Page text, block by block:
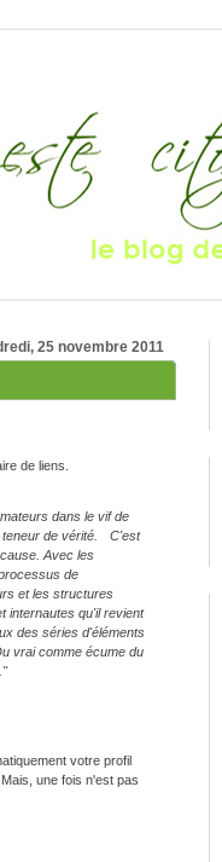
25 novembre 2011
de liens.
dans le vif de
teneur de vérité. C'est
Avec les
de
et les structures
internautes qu'il revient
des séries d'éléments
vrai comme écume du
votre profil
une fois n'est pas